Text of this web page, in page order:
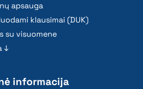
apsauga
klausimai (DUK)
su visuomene
↓
informacija